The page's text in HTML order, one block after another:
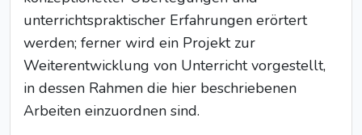
unterrichtspraktischer Erfahrungen erörtert
werden; ferner wird ein Projekt zur
Weiterentwicklung von Unterricht vorgestellt,
in dessen Rahmen die hier beschriebenen
Arbeiten einzuordnen sind.